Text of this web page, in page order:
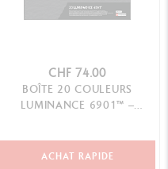
CHF 74.00
BOÎTE 20 COULEURS
LUMINANCE 6901™ –
ACHAT RAPIDE